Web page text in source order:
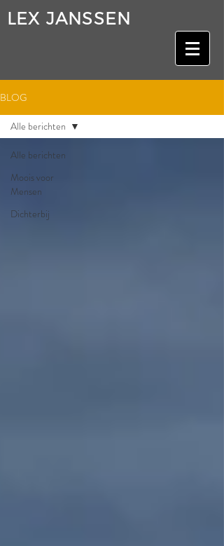
LEX JANSSEN
BLOG
Alle berichten
Moois voor
Mensen
Dichterbij
Alle berichten